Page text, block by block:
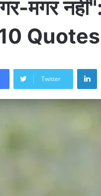
मगर
10 Quotes
Twitter